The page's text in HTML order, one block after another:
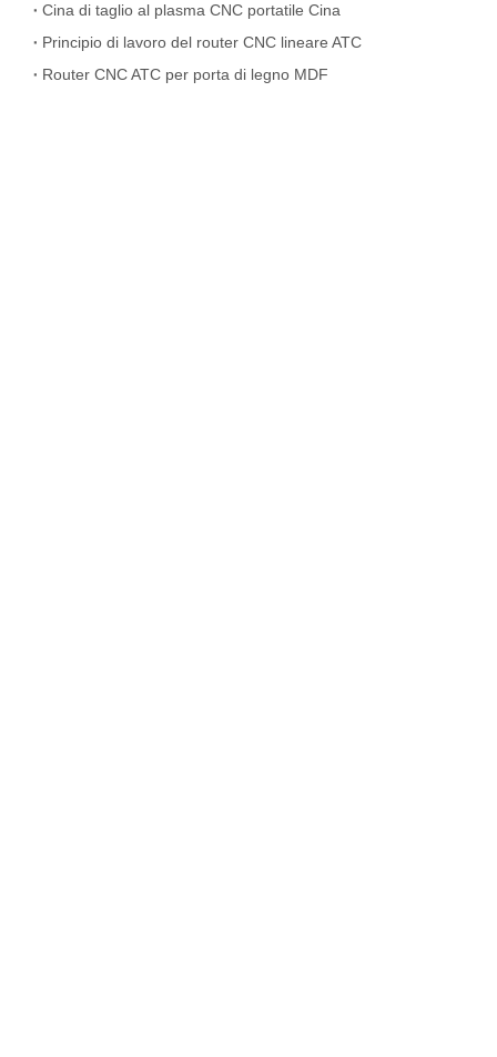
Cina di taglio al plasma CNC portatile Cina
Principio di lavoro del router CNC lineare ATC
Router CNC ATC per porta di legno MDF